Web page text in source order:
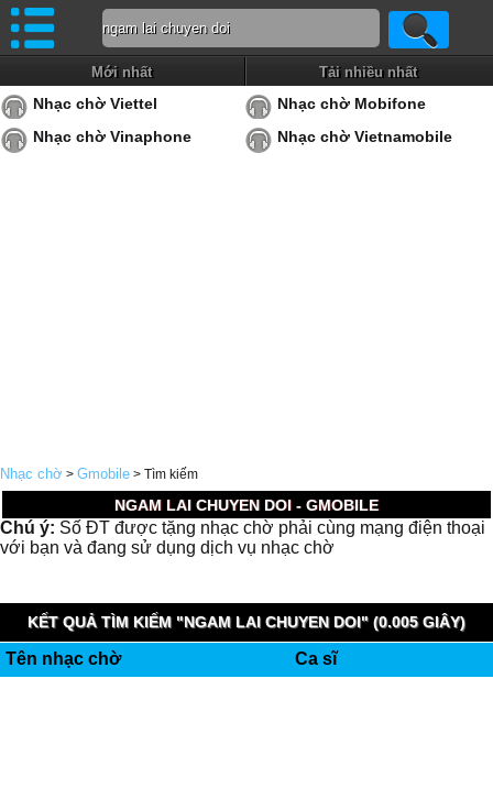
Mới nhất Tải nhiều nhất
Nhạc chờ Viettel
Nhạc chờ Mobifone
Nhạc chờ Vinaphone
Nhạc chờ Vietnamobile
Nhạc chờ > Gmobile > Tìm kiếm
NGAM LAI CHUYEN DOI - GMOBILE
Chú ý: Số ĐT được tặng nhạc chờ phải cùng mạng điện thoại
với bạn và đang sử dụng dịch vụ nhạc chờ
KẾT QUẢ TÌM KIẾM "NGAM LAI CHUYEN DOI" (0.005 GIÂY)
Tên nhạc chờ Ca sĩ